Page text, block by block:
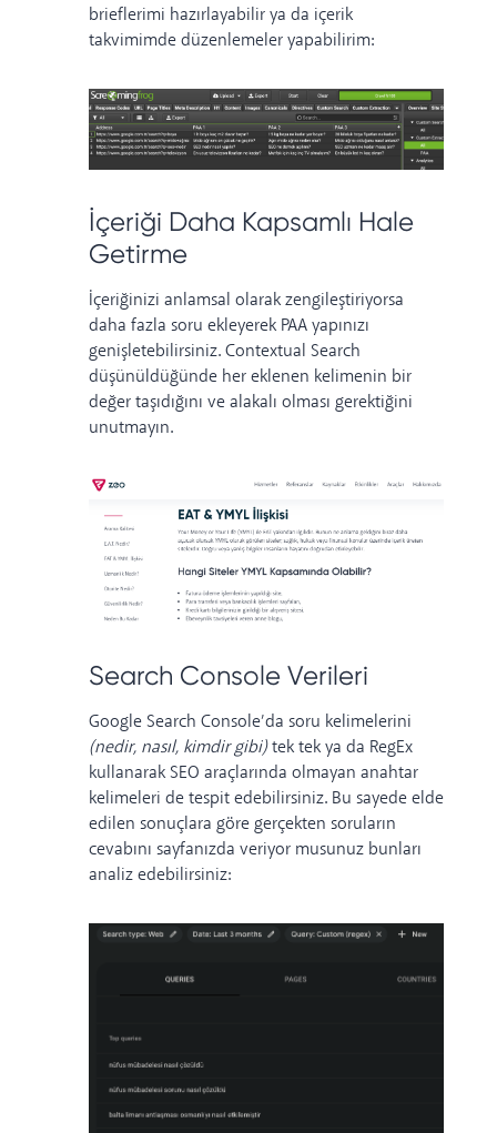
brieflerimi hazırlayabilir ya da içerik
takvimimde düzenlemeler yapabilirim:
İçeriği Daha Kapsamlı Hale
Getirme
İçeriğinizi anlamsal olarak zengileştiriyorsa
daha fazla soru ekleyerek PAA yapınızı
genişletebilirsiniz. Contextual Search
düşünüldüğünde her eklenen kelimenin bir
değer taşıdığını ve alakalı olması gerektiğini
unutmayın.
Search Console Verileri
Google Search Console’da soru kelimelerini
(nedir, nasıl, kimdir gibi)tek tek ya da RegEx
kullanarakSEO araçlarında olmayan anahtar
kelimeleri de tespit edebilirsiniz. Bu sayede elde
edilen sonuçlara göre gerçekten soruların
cevabını sayfanızda veriyor musunuz bunları
analiz edebilirsiniz: